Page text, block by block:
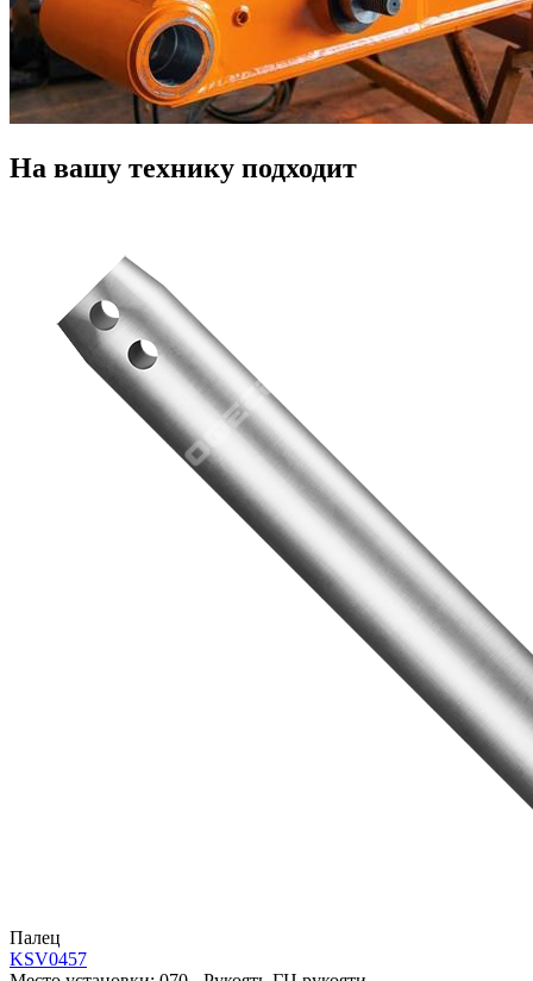
На вашу технику подходит
Палец
KSV0457